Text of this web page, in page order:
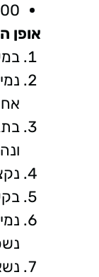
100 גרם
אופן
נקציף